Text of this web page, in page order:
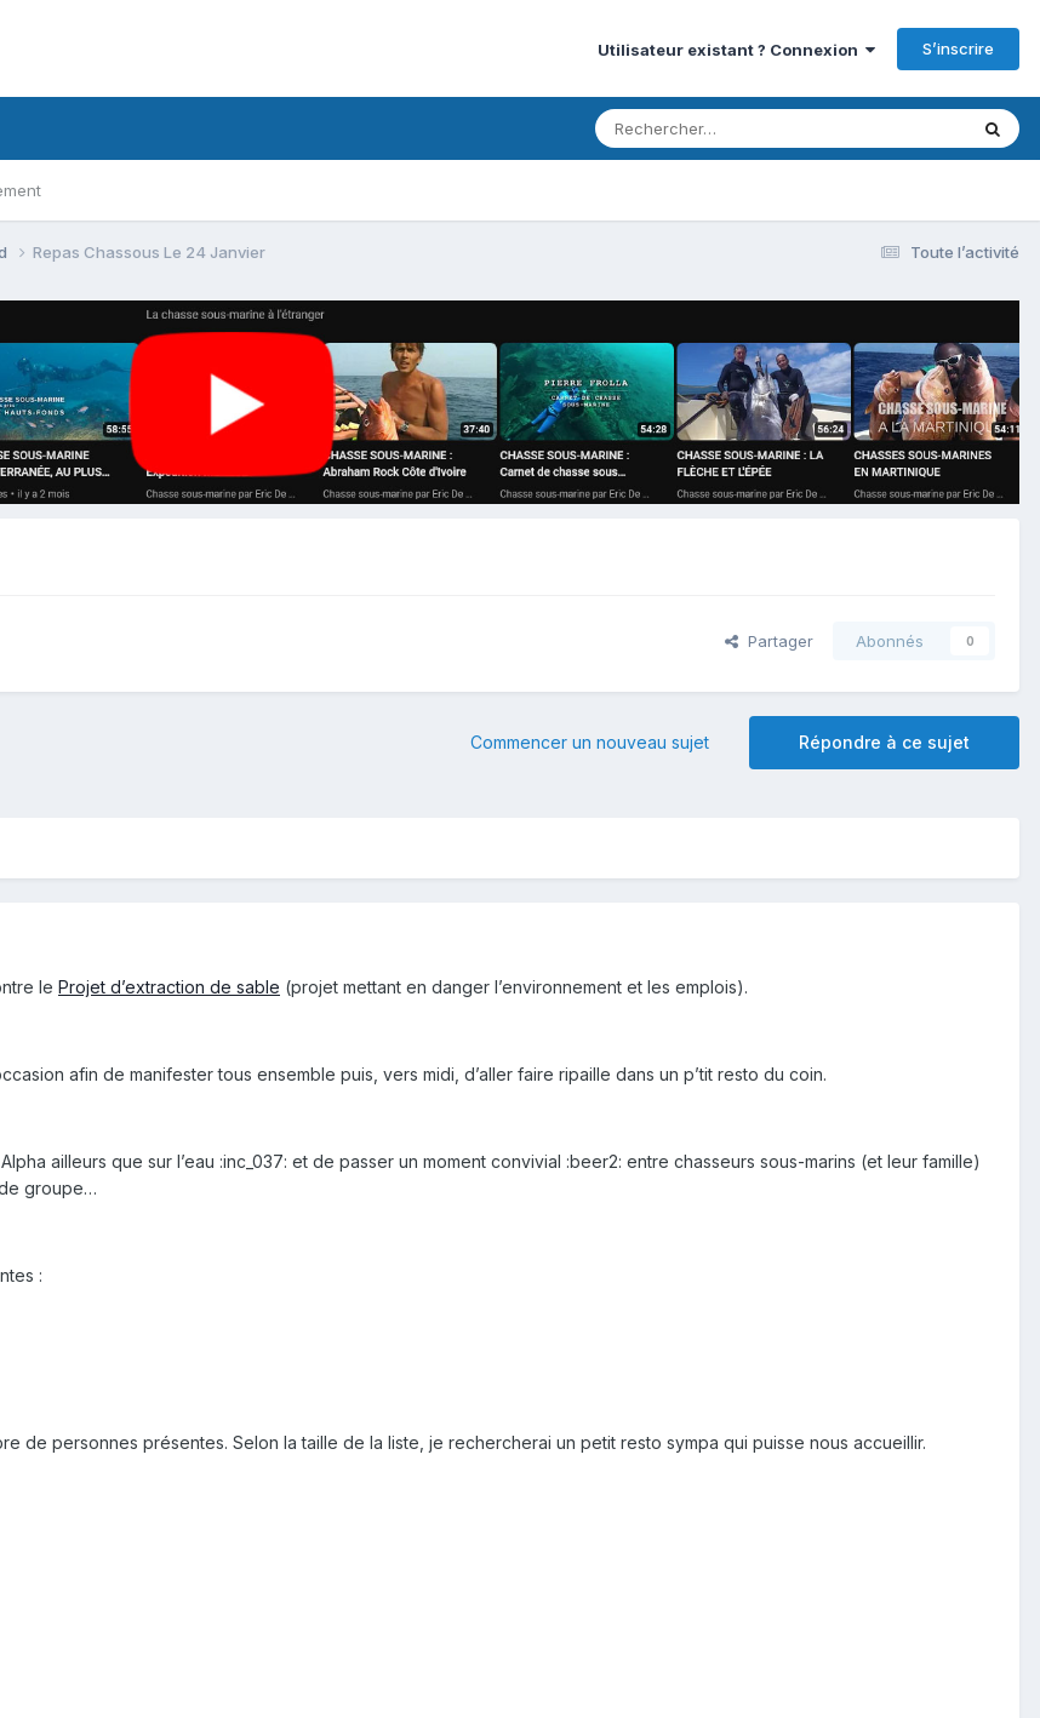
Utilisateur existant ? Connexion S’inscrire
Toute l’activité
Repas Chassous Le 24 Janvier
Partager Abonnés 0
Répondre à ce sujet
Commencer un nouveau sujet
le Projet d’extraction de sable (projet mettant en danger l’environnement et les emplois).
afin de manifester tous ensemble puis, vers midi, d’aller faire ripaille dans un p’tit resto du coin.
ailleurs que sur l’eau :inc_037: et de passer un moment convivial :beer2: entre chasseurs sous-marins (et leur famille)
groupe…
:
de personnes présentes. Selon la taille de la liste, je rechercherai un petit resto sympa qui puisse nous accueillir.